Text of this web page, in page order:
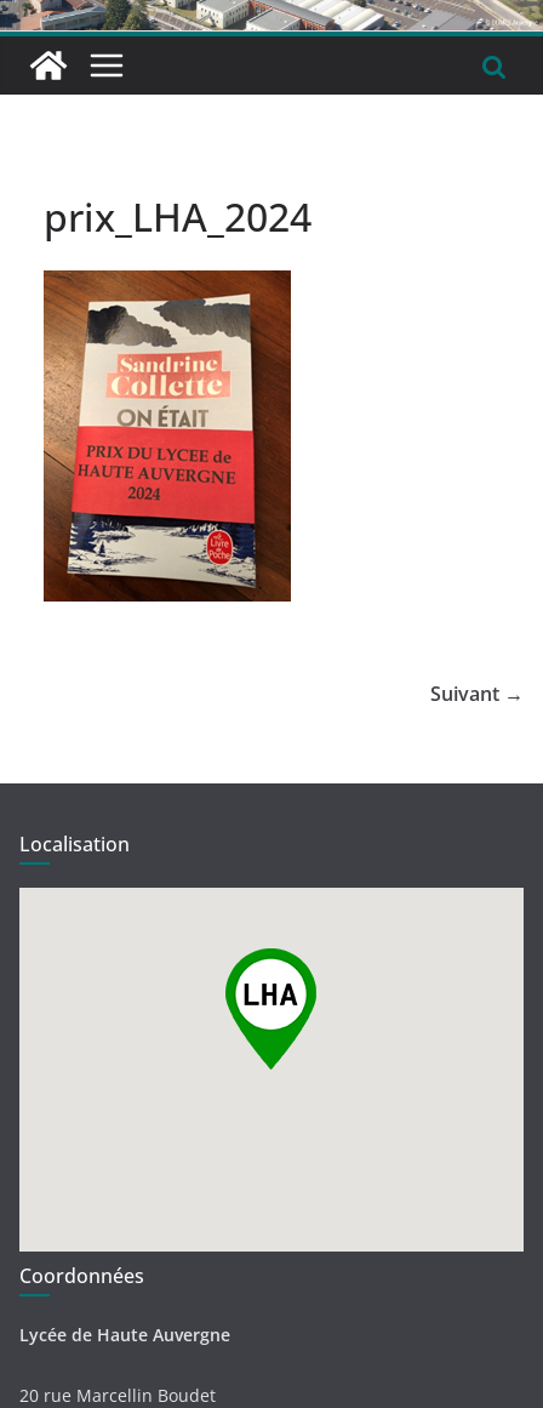
prix_LHA_2024
Suivant →
Localisation
Coordonnées
Lycée de Haute Auvergne
20 rue Marcellin Boudet